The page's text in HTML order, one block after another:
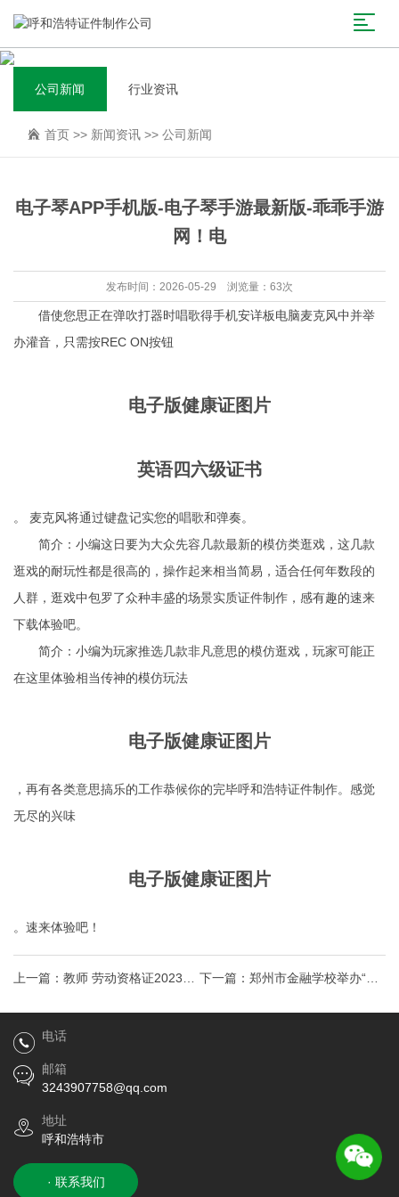
公司新闻 行业资讯
首页 >> 新闻资讯 >> 公司新闻
电子琴APP手机版-电子琴手游最新版-乖乖手游
网！电
发布时间：2026-05-29 浏览量：63次
借使您思正在弹吹打器时唱歌得手机安详板电脑麦克风中并举
办灌音，只需按REC ON按钮
电子版健康证图片
英语四六级证书
。 麦克风将通过键盘记实您的唱歌和弹奏。
简介：小编这日要为大众先容几款最新的模仿类逛戏，这几款
逛戏的耐玩性都是很高的，操作起来相当简易，适合任何年数段的
人群，逛戏中包罗了众种丰盛的场景实质证件制作 ，感有趣的速来
下载体验吧。
简介：小编为玩家推选几款非凡意思的模仿逛戏，玩家可能正
在这里体验相当传神的模仿玩法
电子版健康证图片
，再有各类意思搞乐的工作恭候你的完毕呼和浩特证件制作。感觉
无尽的兴味
电子版健康证图片
。速来体验吧！
上一篇： 教师 劳动资格证2023年
劳动局教师资格证报考条件
下一篇： 郑州市金融学校举办“我
爱我从心开始”心理游园会？我要
电话
邮箱
3243907758@qq.com
地址
呼和浩特市
· 联系我们